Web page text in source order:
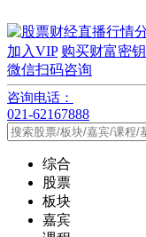
加入VIP 购买财富密钥
微信扫码咨询
咨询电话：
021-62167888
综合
股票
板块
嘉宾